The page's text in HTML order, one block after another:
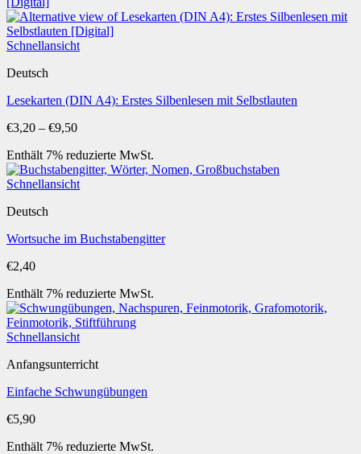
Schnellansicht
Deutsch
Lesekarten (DIN A4): Erstes Silbenlesen mit Selbstlauten
€3,20 – €9,50Preisspanne:
bis
€9,50
Enthält 7% reduzierte MwSt.
Schnellansicht
Deutsch
Wortsuche im Buchstabengitter
€2,40
Enthält 7% reduzierte MwSt.
Schnellansicht
Anfangsunterricht
Einfache Schwungübungen
€5,90
Enthält 7% reduzierte MwSt.